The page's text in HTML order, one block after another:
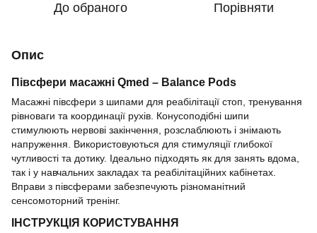
До обраного Порівняти
Опис
Півсфери масажні Qmed – Balance Pods
Масажні півсфери з шипами для реабілітації стоп, тренування
рівноваги та координації рухів. Конусоподібні шипи
стимулюють нервові закінчення, розслаблюють і знімають
напруження. Використовуються для стимуляції глибокої
чутливості та дотику. Ідеально підходять як для занять вдома,
так і у навчальних закладах та реабілітаційних кабінетах.
Вправи з півсферами забезпечують різноманітний
сенсомоторний тренінг.
ІНСТРУКЦІЯ КОРИСТУВАННЯ